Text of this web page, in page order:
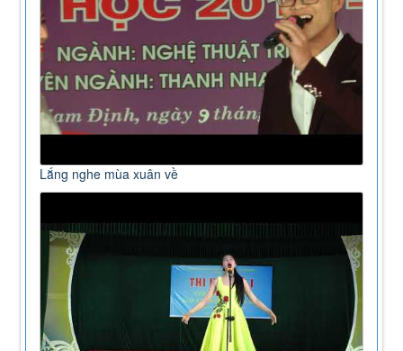
Lắng nghe mùa xuân về